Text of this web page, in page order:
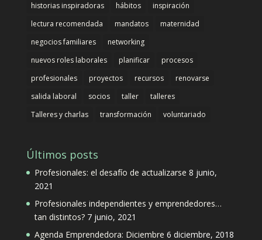
historias inspiradoras
hábitos
inspiración
lectura recomendada
mandatos
maternidad
negocios familiares
networking
nuevos roles laborales
planificar
procesos
profesionales
proyectos recursos
renovarse
salida laboral
socios taller
talleres
Talleres y charlas
transformación voluntariado
Últimos posts
Profesionales: el desafío de actualizarse 8 junio,
2021
Profesionales independientes y emprendedores…
tan distintos? 7 junio, 2021
Agenda Emprendedora: Diciembre 6 diciembre, 2018